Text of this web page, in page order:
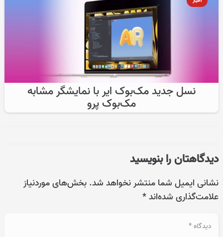
نسل جدید مک‌بوک ایر با نمایشگر مشابه
مک‌بوک پرو
دیدگاهتان را بنویسید
نشانی ایمیل شما منتشر نخواهد شد. بخش‌های موردنیاز
علامت‌گذاری شده‌اند*